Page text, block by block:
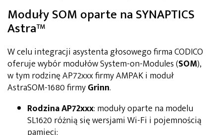
Moduły SOM oparte na SYNAPTICS
Astra™
W celu integracji asystenta głosowego firma CODICO
oferuje wybór modułów System-on-Modules (SOM),
w tym rodzinę AP72xxx firmy AMPAK i moduł
AstraSOM-1680 firmyGrinn.
Rodzina AP72xxx: moduły oparte na modelu
SL1620 różnią się wersjami Wi-Fi i pojemnością